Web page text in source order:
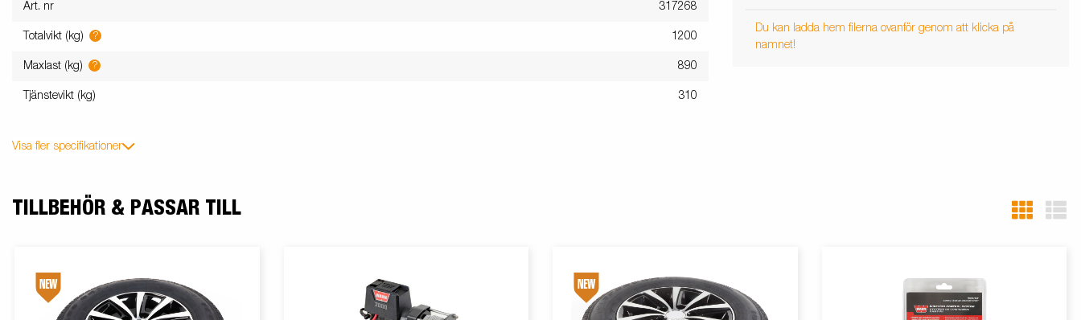
Art. nr 317268
Totalvikt (kg) ? 1200
Maxlast (kg) ? 890
Tjänstevikt (kg) 310
Visa fler specifikationer
Du kan ladda hem filerna ovanför genom att klicka på
namnet!
TILLBEHÖR & PASSAR TILL